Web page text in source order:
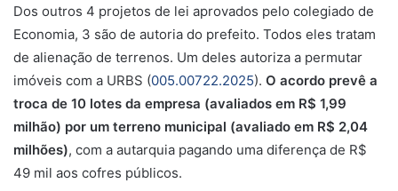
Dos outros 4 projetos de lei aprovados pelo colegiado de
Economia, 3 são de autoria do prefeito. Todos eles tratam
de alienação de terrenos. Um deles autoriza a permutar
imóveis com a URBS (005.00722.2025). O acordo prevê a
troca de 10 lotes da empresa (avaliados em R$ 1,99
milhão) por um terreno municipal (avaliado em R$ 2,04
milhões), com a autarquia pagando uma diferença de R$
49 mil aos cofres públicos.